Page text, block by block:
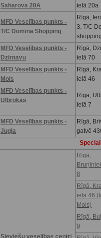
Saharova 20A
ielā 20a
MFD Veselības punkts -
T/C Domina Shopping
Rīgā,
3, T/C
MFD Veselības punkts -
Dzirnavu
Rīgā,
ielā 70
MFD Veselības punkts -
Mols
Rīgā,
ielā 46
MFD Veselības punkts -
Ulbrokas
Rīgā,
ielā 7
MFD Veselības punkts -
Jugla
Rīgā,
gatvē
Sieviešu veselības centri
Rīgā,
8
Rīgā,
ielā 46
Mols)
Rīgā,
9